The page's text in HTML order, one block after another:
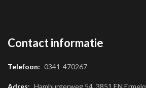
Contact informatie
Telefoon: 0341-470267
Adres: Hamburgerweg 54, 3851 EN Ermelo